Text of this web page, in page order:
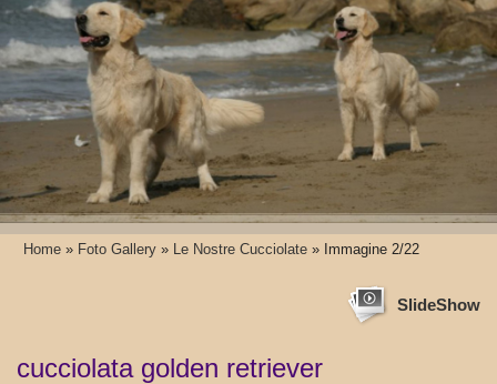
Home » Foto Gallery » Le Nostre Cucciolate » Immagine 2/22
SlideShow
cucciolata golden retriever